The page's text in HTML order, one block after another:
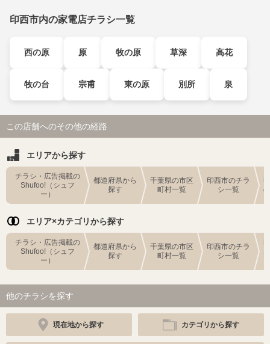
印西市内の家電店チラシ一覧
西の原 原 牧の原 草深 高花
牧の台 宗甫 東の原 別所 泉
この店舗へのその他の経路
エリアから探す
チラシ・広告掲載の
Shufoo!（シュフ
ー）
都道府県から
探す
千葉県の市区
町村一覧
印西市のチラ
シ一覧
エリア×カテゴリから探す
チラシ・広告掲載の
Shufoo!（シュフ
ー）
都道府県から
探す
千葉県の市区
町村一覧
印西市のチラ
シ一覧
他のチラシを探す
現在地から探す カテゴリから探す